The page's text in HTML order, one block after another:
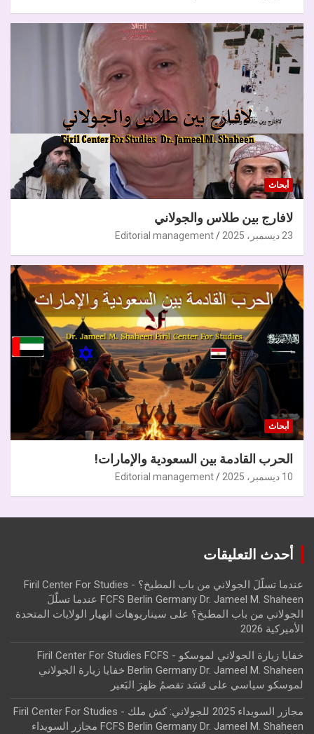
أبحاث
لافارج بين طلاس والجولاني
23 ديسمبر، 2025 Editorial management
أبحاث
الحرب القادمة بين السعودية والإمارات!
10 ديسمبر، 2025 Editorial management
أحدث التعليقات
عندما تسلّلَ الجولاني من باب المطبخ؟ - Firil Center For Studies
FCFS Berlin Germany Dr. Jameel M. Shaheen عندما تسلّلَ
الجولاني من باب المطبخ؟ على سيناريوهات انهيار الولايات المتحدة
الأميركية 2026
خفايا زيارة الجولاني لموسكو - Firil Center For Studies FCFS
Berlin Germany Dr. Jameel M. Shaheen خفايا زيارة الجولاني
لموسكو سياسي على قسَد تقصمُ ظهرَ البَعير
مجازر السويداء 2025 للجولاني: كش ملك - Firil Center For Studies
FCFS Berlin Germany Dr. Jameel M. Shaheen مجازر السويداء